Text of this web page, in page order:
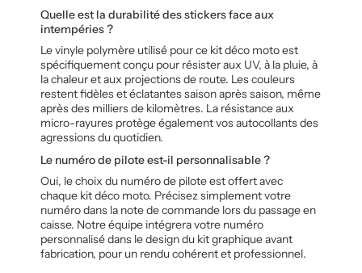
Quelle est la durabilité des stickers face aux
intempéries ?
Le vinyle polymère utilisé pour ce kit déco moto est
spécifiquement conçu pour résister aux UV, à la pluie, à
la chaleur et aux projections de route. Les couleurs
restent fidèles et éclatantes saison après saison, même
après des milliers de kilomètres. La résistance aux
micro-rayures protège également vos autocollants des
agressions du quotidien.
Le numéro de pilote est-il personnalisable ?
Oui, le choix du numéro de pilote est offert avec
chaque kit déco moto. Précisez simplement votre
numéro dans la note de commande lors du passage en
caisse. Notre équipe intégrera votre numéro
personnalisé dans le design du kit graphique avant
fabrication, pour un rendu cohérent et professionnel.